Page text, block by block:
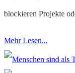
blockieren Projekte
Mehr Lesen...